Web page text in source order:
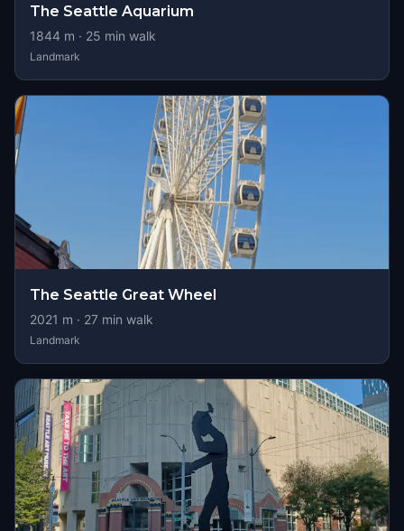
The Seattle Aquarium
1844 m · 25 min walk
Landmark
The Seattle Great Wheel
2021 m · 27 min walk
Landmark